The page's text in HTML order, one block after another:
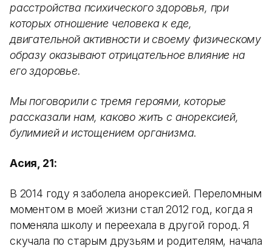
расстройства психического здоровья, при
которых отношение человека к еде,
двигательной активности и своему физическому
образу оказывают отрицательное влияние на
его здоровье.
Мы поговорили с тремя героями, которые
рассказали нам, каково жить с анорексией,
булимией и истощением организма.
Асия, 21:
В 2014 году я заболела анорексией. Переломным
моментом в моей жизни стал 2012 год, когда я
поменяла школу и переехала в другой город. Я
скучала по старым друзьям и родителям, начала